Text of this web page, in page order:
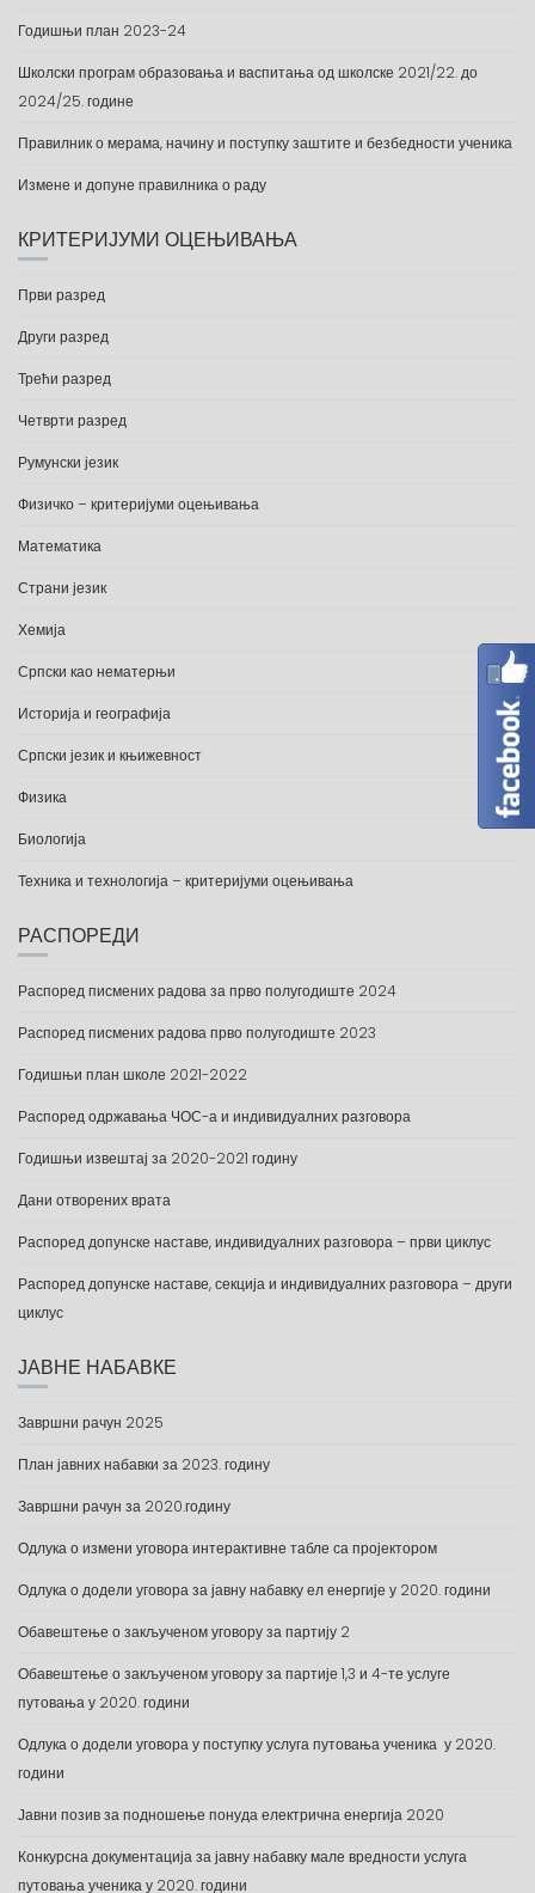
Годишњи план 2023-24
Школски програм образовања и васпитања од школске 2021/22. до
2024/25. године
Правилник о мерама, начину и поступку заштите и безбедности ученика
Измене и допуне правилника о раду
КРИТЕРИЈУМИ ОЦЕЊИВАЊА
Први разред
Други разред
Трећи разред
Четврти разред
Румунски језик
Физичко – критеријуми оцењивања
Математика
Страни језик
Хемија
Српски као нематерњи
Историја и географија
Српски језик и књижевност
Физика
Биологија
Техника и технологија – критеријуми оцењивања
РАСПОРЕДИ
Распоред писмених радова за прво полугодиште 2024
Распоред писмених радова прво полугодиште 2023
Годишњи план школе 2021-2022
Распоред одржавања ЧОС-а и индивидуалних разговора
Годишњи извештај за 2020-2021 годину
Дани отворених врата
Распоред допунске наставе, индивидуалних разговора – први циклус
Распоред допунске наставе, секција и индивидуалних разговора – други
циклус
ЈАВНЕ НАБАВКЕ
Завршни рачун 2025
План јавних набавки за 2023. годину
Завршни рачун за 2020.годину
Одлука о измени уговора интерактивне табле са пројектором
Одлука о додели уговора за јавну набавку ел енергије у 2020. години
Обавештење о закљученом уговору за партију 2
Обавештење о закљученом уговору за партије 1,3 и 4-те услуге
путовања у 2020. години
Одлука о додели уговора у поступку услуга путовања ученика у 2020.
години
Јавни позив за подношење понуда електрична енергија 2020
Конкурсна документација за јавну набавку мале вредности услуга
путовања ученика у 2020. години